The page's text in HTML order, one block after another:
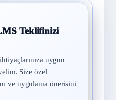
Teklifinizi
uygun
Size özel
ve uygulama önerisini